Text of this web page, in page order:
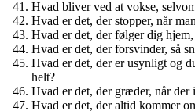
Hvad bliver ved at vokse,
Hvad er det, der stopper, når
Hvad er det, der følger dig
Hvad er det, der forsvinder, så
Hvad er det, der er usynligt og
helt?
Hvad er det, der græder, når der
Hvad er det, der altid kommer